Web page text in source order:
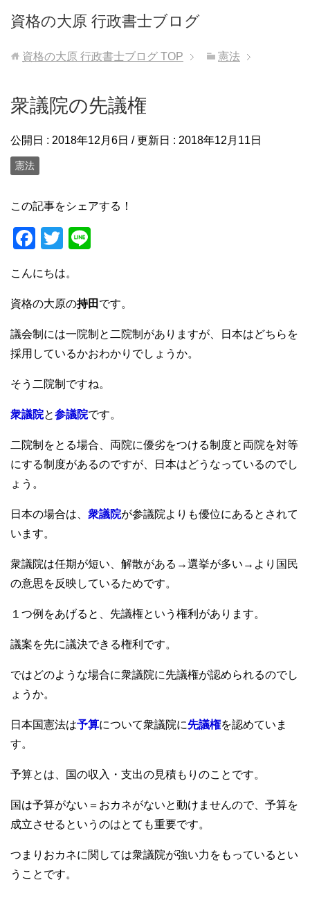
資格の大原 行政書士ブログ
資格の大原 行政書士ブログ TOP 憲法
衆議院の先議権
公開日 : 2018年12月6日 / 更新日 : 2018年12月11日
憲法
この記事をシェアする！
F
c
e
b
o
k
T
tt
er
こんにちは。
資格の大原の持田 です。
議会制には一院制と二院制がありますが、日本はどちらを
採用しているかおわかりでしょうか。
そう二院制ですね。
衆議院と参議院です。
二院制をとる場合、両院に優劣をつける制度と両院を対等
にする制度があるのですが、日本はどうなっているのでし
ょう。
日本の場合は、 衆議院が参議院よりも優位にあるとされて
います。
衆議院は任期が短い、解散がある→選挙が多い→より国民
の意思を反映しているためです。
１つ例をあげると、先議権という権利があります。
議案を先に議決できる権利です。
ではどのような場合に衆議院に先議権が認められるのでし
ょうか。
日本国憲法は予算について衆議院に先議権を認めていま
す。
予算とは、国の収入・支出の見積もりのことです。
国は予算がない＝おカネがないと動けませんので、予算を
成立させるというのはとても重要です。
つまりおカネに関しては衆議院が強い力をもっているとい
うことです。